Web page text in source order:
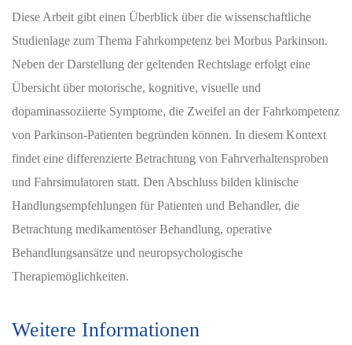
Diese Arbeit gibt einen Überblick über die wissenschaftliche
Studienlage zum Thema Fahrkompetenz bei Morbus Parkinson.
Neben der Darstellung der geltenden Rechtslage erfolgt eine
Übersicht über motorische, kognitive, visuelle und
dopaminassoziierte Symptome, die Zweifel an der Fahrkompetenz
von Parkinson-Patienten begründen können. In diesem Kontext
findet eine differenzierte Betrachtung von Fahrverhaltensproben
und Fahrsimulatoren statt. Den Abschluss bilden klinische
Handlungsempfehlungen für Patienten und Behandler, die
Betrachtung medikamentöser Behandlung, operative
Behandlungsansätze und neuropsychologische
Therapiemöglichkeiten.
Weitere Informationen